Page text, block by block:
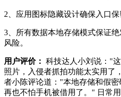
2、应用图标隐藏设计确保入口
3、所有数据本地存储模式保证
风险。
用户评价： 科技达人小刘说："
照片，入侵者抓拍功能太实用了
者小陈评论道："本地存储和假密
再也不怕手机被借用了。" 日常